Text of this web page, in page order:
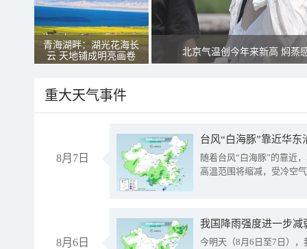
青海湖畔：湖光花海长
云 天地铺成明亮画卷
北京气温创今年来新高 焖蒸
重大天气事件
8月7日
台风“白海豚”靠近华
随着台风“白海豚”的靠近
高温范围将缩减，受冷空
8月6日
今明天（8月6日至7日）